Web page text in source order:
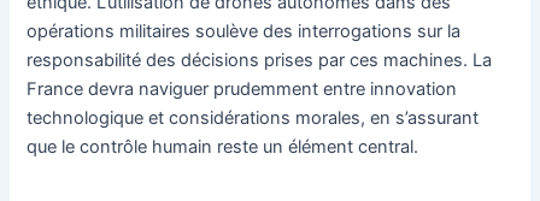
opérations militaires soulève des interrogations sur la
responsabilité des décisions prises par ces machines. La
France devra naviguer prudemment entre innovation
technologique et considérations morales, en s’assurant
que le contrôle humain reste un élément central.